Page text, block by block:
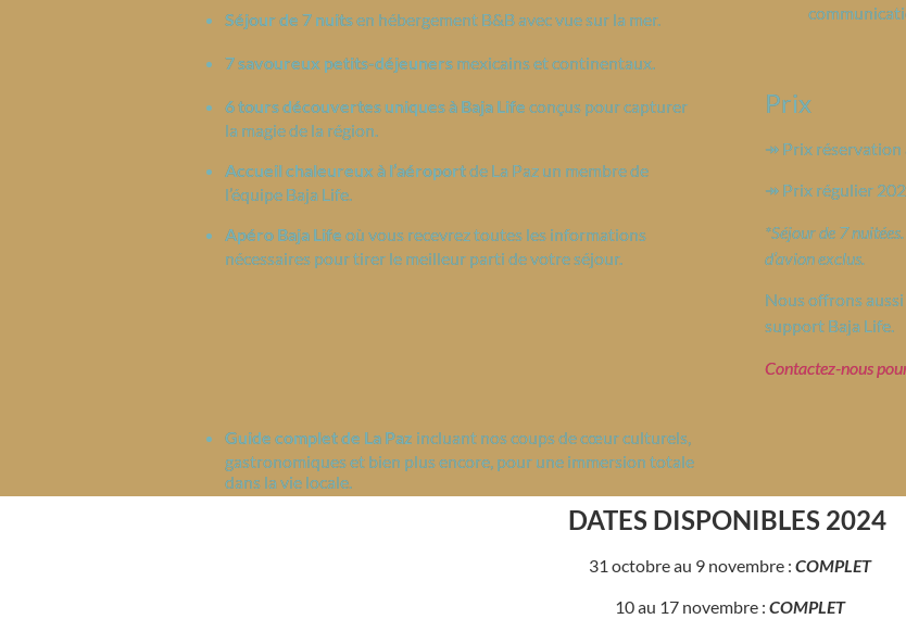
Séjour de 7 nuitsen hébergement B&B avec vue sur la mer.
7 savoureux petits-déjeunersmexicains et continentaux.
6 tours découvertes uniques à Baja Life conçus pour capturer
la magie de la région.
Accueil chaleureux à l’aéroportde La Paz un membre de
l’équipe Baja Life.
Apéro Baja Life où vous recevrez toutes les informations
nécessaires pour tirer le meilleur parti de votre séjour.
Guide complet de La Paz incluant nos coups de cœur culturels,
gastronomiques et bien plus encore, pour une immersion totale
dans la vie locale.
Prix
↠ Prix réservation
↠ Prix régulier
*Séjour de 7
d’avion exclus.
Nous offrons
support Baja Life.
Contactez-nous
DATES DISPONIBLES 2024
31 octobre au 9 novembre : COMPLET
10 au 17 novembre : COMPLET